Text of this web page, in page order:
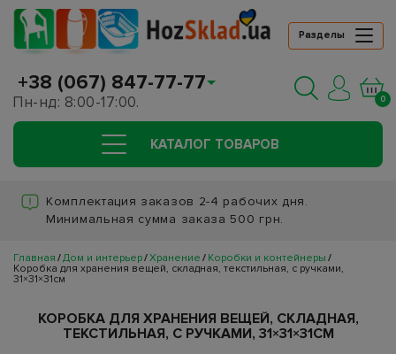
Разделы
+38 (067) 847-77-77
Пн-нд: 8:00-17:00. 0
КАТАЛОГ ТОВАРОВ
Комплектация заказов 2-4 рабочих дня.
Минимальная сумма заказа 500 грн.
Главная Дом и интерьер Хранение
Коробки и контейнеры
Коробка для хранения вещей, складная, текстильная, с ручками,
31×31×31см
КОРОБКА ДЛЯ ХРАНЕНИЯ ВЕЩЕЙ, СКЛАДНАЯ,
ТЕКСТИЛЬНАЯ, С РУЧКАМИ, 31×31×31СМ